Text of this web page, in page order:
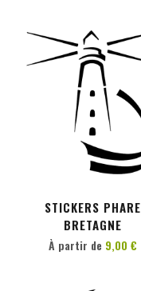
STICKERS PHARE
BRETAGNE
PERSONNALISER
À partir de 9,00 €